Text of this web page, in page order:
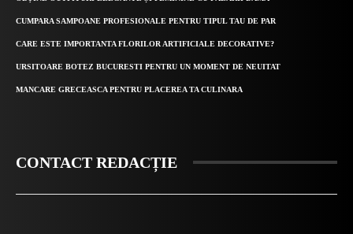
CUMPARA SAMPOANE PROFESIONALE PENTRU TIPUL TAU DE PAR
CARE ESTE IMPORTANTA FLORILOR ARTIFICIALE DECORATIVE?
URSITOARE BOTEZ BUCURESTI PENTRU UN MOMENT DE NEUITAT
MANCARE GRECEASCA PENTRU PLACEREA TA CULINARA
CONTACT REDACȚIE